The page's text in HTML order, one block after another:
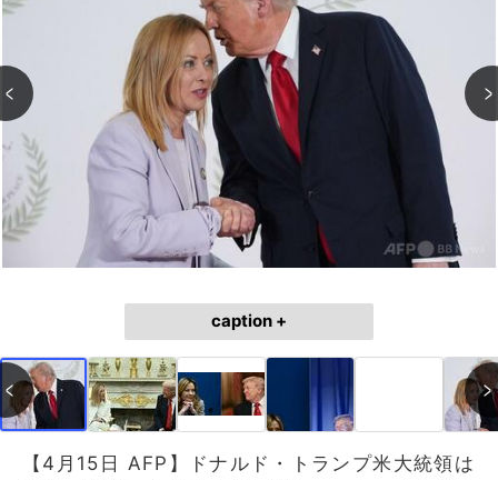
caption +
【4月15日 AFP】ドナルド・トランプ米大統領は